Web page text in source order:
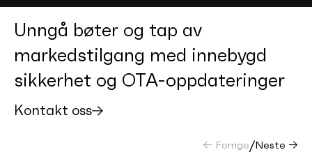
Unngå bøter og tap av
markedstilgang med innebygd
sikkerhet og OTA-oppdateringer
Kontakt oss
← Forrige/Neste →